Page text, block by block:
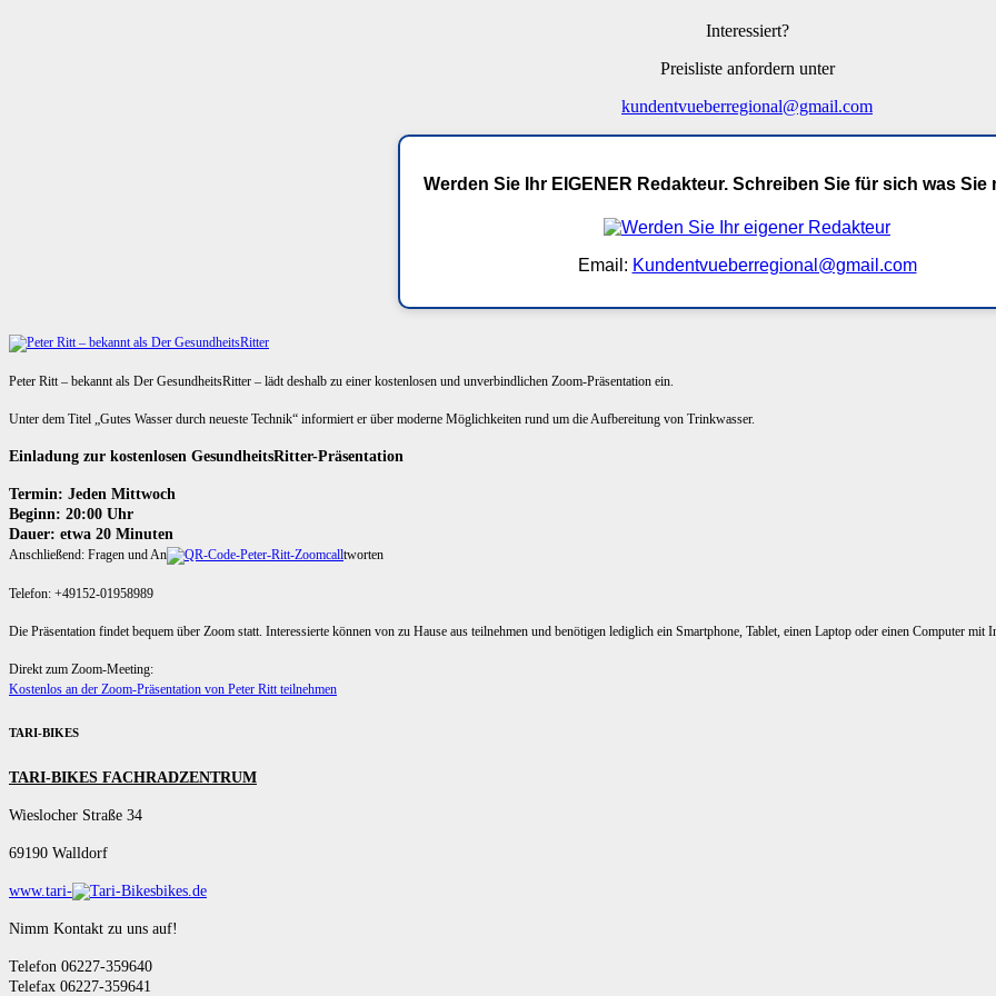
Interessiert?
Preisliste anfordern unter
kundentvueberregional@gmail.com
Werden Sie Ihr EIGENER Redakteur. Schreiben Sie für sich was Sie
Email: Kundentvueberregional@gmail.com
Peter Ritt – bekannt als Der GesundheitsRitter – lädt deshalb zu einer kostenlosen und unverbindlichen Zoom-Präsentation ein.
Unter dem Titel „Gutes Wasser durch neueste Technik“ informiert er über moderne Möglichkeiten rund um die Aufbereitung von Trinkwasser.
Einladung zur kostenlosen GesundheitsRitter-Präsentation
Termin: Jeden Mittwoch
Beginn: 20:00 Uhr
Dauer: etwa 20 Minuten
Anschließend: Fragen und An tworten
Telefon: +49152-01958989
Die Präsentation findet bequem über Zoom statt. Interessierte können von zu Hause aus teilnehmen und benötigen lediglich ein Smartphone, Tablet, einen Laptop oder einen Computer mit
Direkt zum Zoom-Meeting:
Kostenlos an der Zoom-Präsentation von Peter Ritt teilnehmen
TARI-BIKES
TARI-BIKES FACHRADZENTRUM
Wieslocher Straße 34
69190 Walldorf
www.tari- bikes.de
Nimm Kontakt zu uns auf!
Telefon 06227-359640
Telefax 06227-359641